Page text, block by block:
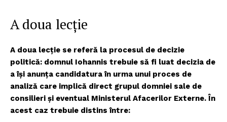
A doua lecție
A doua lecție se referă la procesul de decizie
politică: domnul Iohannis trebuie să fi luat decizia de
a își anunța candidatura în urma unui proces de
analiză care implică direct grupul domniei sale de
consilieri și eventual Ministerul Afacerilor Externe. În
acest caz trebuie distins între: